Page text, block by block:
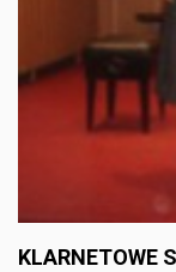
KLARNETOWE